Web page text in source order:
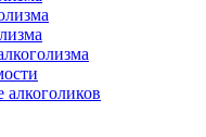
алкоголиков